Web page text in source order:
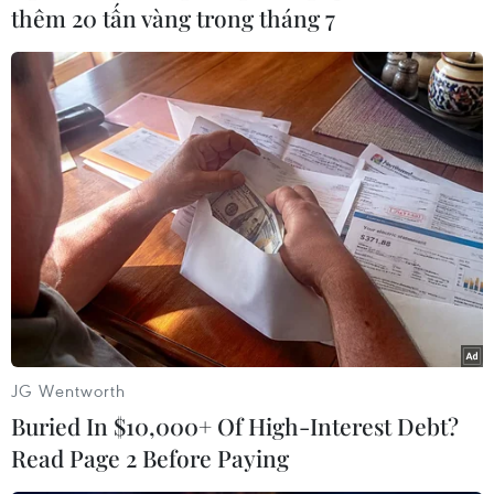
Trang nhất tờ Rodong Sinmun đưa đậm nét về Chủ tịch Kim
Jong-un đến Việt Nam.
thêm 20 tấn vàng trong tháng 7
JG Wentworth
Buried In $10,000+ Of High-Interest Debt?
Read Page 2 Before Paying